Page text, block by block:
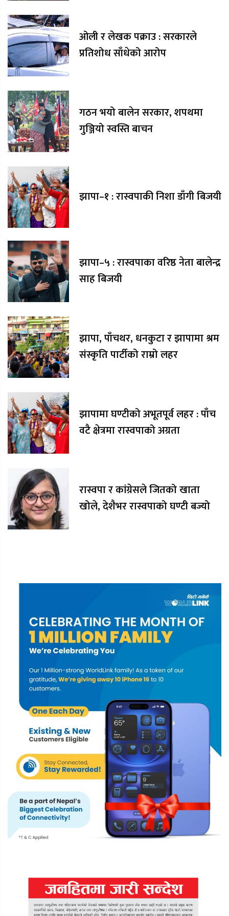
ओली र लेखक पक्राउ : सरकारले
प्रतिशोध साँधेको आरोप
गठन भयो बालेन सरकार, शपथमा
गुञ्जियो स्वस्ति बाचन
झापा–१ : रास्वपाकी निशा डाँगी बिजयी
झापा–५ : रास्वपाका वरिष्ठ नेता बालेन्द्र
साह बिजयी
झापा, पाँचथर, धनकुटा र झापामा श्रम
संस्कृति पार्टीको राम्रो लहर
झापामा घण्टीको अभूतपूर्व लहर : पाँच
वटै क्षेत्रमा रास्वपाको अग्रता
रास्वपा र कांग्रेसले जितको खाता
खोले, देशैभर रास्वपाको घण्टी बज्यो